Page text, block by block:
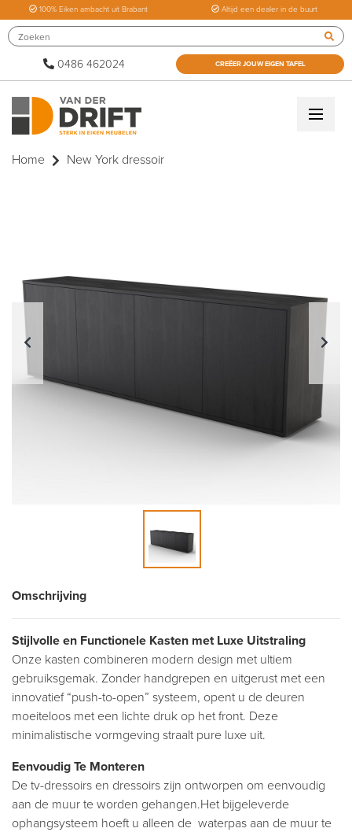
100% Eiken ambacht uit Brabant Altijd een dealer in de buurt
0486 462024 CREËER JOUW EIGEN TAFEL
Home New York dressoir
Omschrijving
Stijlvolle en Functionele Kasten met Luxe Uitstraling
Onze kasten combineren modern design met ultiem
gebruiksgemak. Zonder handgrepen en uitgerust met een
innovatief “push-to-open” systeem, opent u de deuren
moeiteloos met een lichte druk op het front. Deze
minimalistische vormgeving straalt pure luxe uit.
Eenvoudig Te Monteren
De tv-dressoirs en dressoirs zijn ontworpen om eenvoudig
aan de muur te worden gehangen.Het bijgeleverde
ophangsysteem hoeft u alleen de waterpas aan de muur te